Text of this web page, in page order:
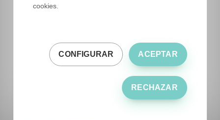
cookies.
ACEPTAR
CONFIGURAR
RECHAZAR